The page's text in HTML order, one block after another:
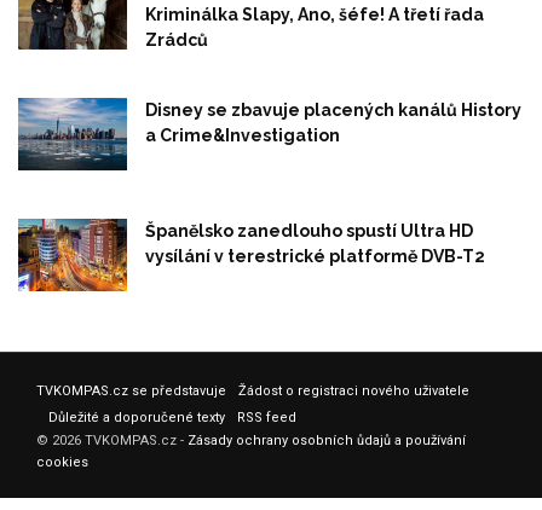
Kriminálka Slapy, Ano, šéfe! A třetí řada
Zrádců
Disney se zbavuje placených kanálů History
a Crime&Investigation
Španělsko zanedlouho spustí Ultra HD
vysílání v terestrické platformě DVB-T2
TVKOMPAS.cz se představuje
Žádost o registraci nového uživatele
Důležité a doporučené texty
RSS feed
© 2026 TVKOMPAS.cz - Zásady ochrany osobních ůdajů a používání
cookies